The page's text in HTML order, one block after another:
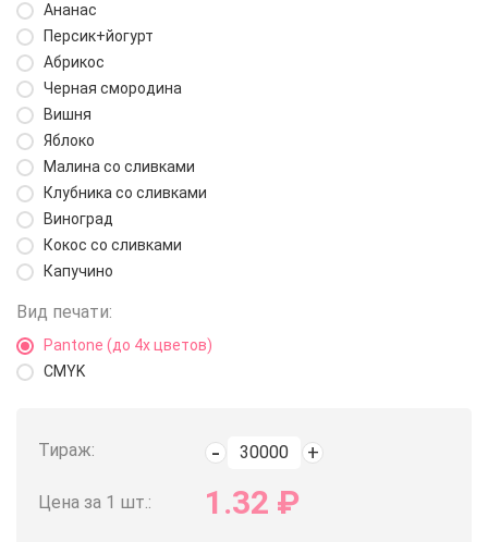
Ананас
Персик+йогурт
Абрикос
Черная смородина
Вишня
Яблоко
Малина со сливками
Клубника со сливками
Виноград
Кокос со сливками
Капучино
Вид печати:
Pantone (до 4х цветов)
CMYK
Тираж:
Цена за 1 шт.: 1.32 ₽